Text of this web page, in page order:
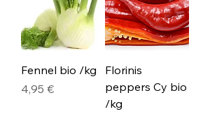
Fennel bio /kg
Τιμή
4,95 €
Florinis
peppers Cy bio
/kg